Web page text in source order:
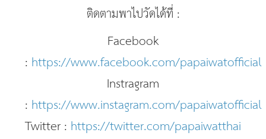
ติดตามพาไปวัดได้ที่ :
Facebook
: https://www.facebook.com/papaiwatofficial
Instragram
: https://www.instagram.com/papaiwatofficial
Twitter : https://twitter.com/papaiwatthai